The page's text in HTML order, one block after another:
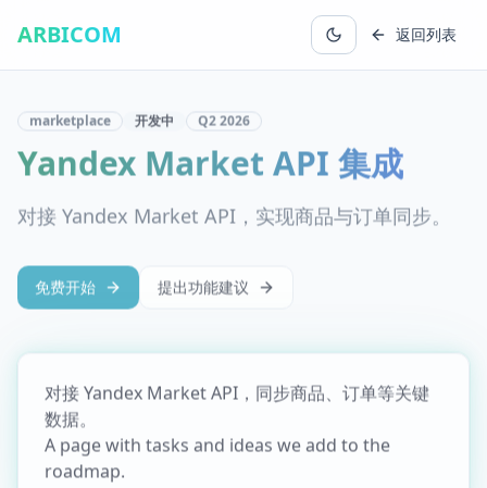
ARBICOM 返回列表
marketplace 开发中 Q2 2026
Yandex Market API 集成
对接 Yandex Market API，实现商品与订单同步。
免费开始 提出功能建议
对接 Yandex Market API，同步商品、订单等关键
数据。
A page with tasks and ideas we add to the
roadmap.